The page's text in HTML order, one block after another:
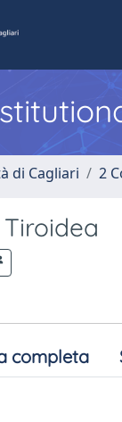
di Cagliari 2
completa